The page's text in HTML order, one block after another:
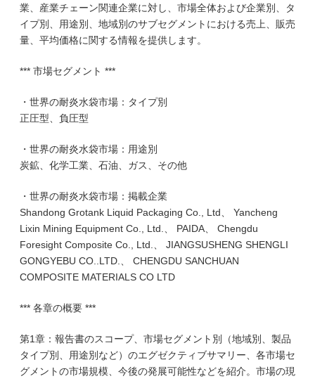
業、産業チェーン関連企業に対し、市場全体および企業別、タ
イプ別、用途別、地域別のサブセグメントにおける売上、販売
量、平均価格に関する情報を提供します。
*** 市場セグメント ***
・世界の耐炎水袋市場：タイプ別
正圧型、負圧型
・世界の耐炎水袋市場：用途別
炭鉱、化学工業、石油、ガス、その他
・世界の耐炎水袋市場：掲載企業
Shandong Grotank Liquid Packaging Co., Ltd、 Yancheng
Lixin Mining Equipment Co., Ltd.、 PAIDA、 Chengdu
Foresight Composite Co., Ltd.、 JIANGSUSHENG SHENGLI
GONGYEBU CO..LTD.、 CHENGDU SANCHUAN
COMPOSITE MATERIALS CO LTD
*** 各章の概要 ***
第1章：報告書のスコープ、市場セグメント別（地域別、製品
タイプ別、用途別など）のエグゼクティブサマリー、各市場セ
グメントの市場規模、今後の発展可能性などを紹介。市場の現